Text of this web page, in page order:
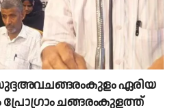
ഏരിയ
പ്രോഗ്രാം ചങ്ങരംകുളത്ത്